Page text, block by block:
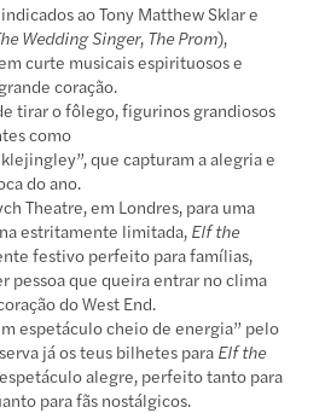
ao Tony Matthew Sklar e
Wedding Singer, The Prom),
curte musicais espirituosos e
coração.
tirar o fôlego, figurinos grandiosos
como
que capturam a alegria e
do ano.
Theatre, em Londres, para uma
estritamente limitada, Elf the
festivo perfeito para famílias,
pessoa que queira entrar no clima
do West End.
espetáculo cheio de energia” pelo
já os teus bilhetes para Elf the
alegre, perfeito tanto para
para fãs nostálgicos.